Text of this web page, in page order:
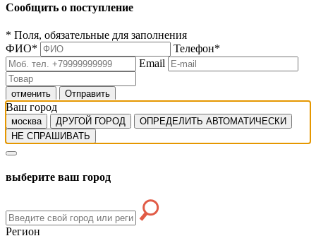
Сообщить о поступление
* Поля, обязательные для заполнения
ФИО* Телефон*
Email
отменить Отправить
Ваш город
москва ДРУГОЙ ГОРОД
ОПРЕДЕЛИТЬ АВТОМАТИЧЕСКИ
НЕ СПРАШИВАТЬ
выберите ваш город
Регион